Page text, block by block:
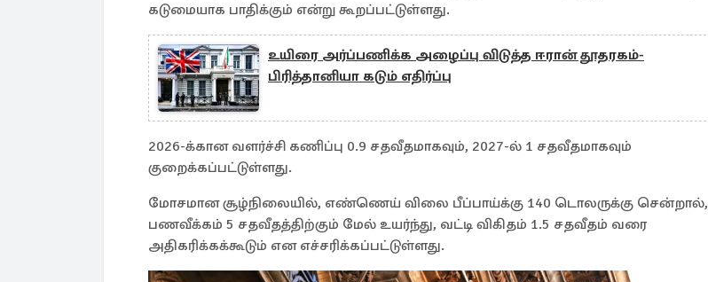
கடுமையாக பாதிக்கும் என்று கூறப்பட்டுள்ளது.
உயிரை அர்ப்பணிக்க அழைப்பு விடுத்த ஈரான் தூதரகம்-
பிரித்தானியா கடும் எதிர்ப்பு
2026-க்கான வளர்ச்சி கணிப்பு 0.9 சதவீதமாகவும், 2027-ல் 1 சதவீதமாகவும்
குறைக்கப்பட்டுள்ளது.
மோசமான சூழ்நிலையில், எண்ணெய் விலை பீப்பாய்க்கு 140 டொலருக்கு சென்றால்,
பணவீக்கம் 5 சதவீதத்திற்கும் மேல் உயர்ந்து, வட்டி விகிதம் 1.5 சதவீதம் வரை
அதிகரிக்கக்கூடும் என எச்சரிக்கப்பட்டுள்ளது.